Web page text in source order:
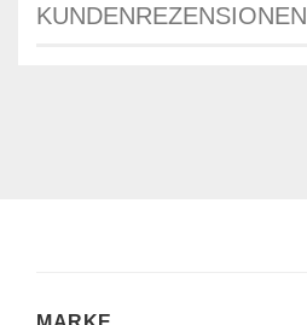
KUNDENREZENSIONEN
MARKE